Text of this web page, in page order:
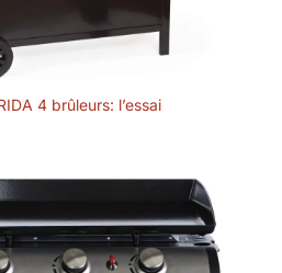
4 brûleurs: l’essai